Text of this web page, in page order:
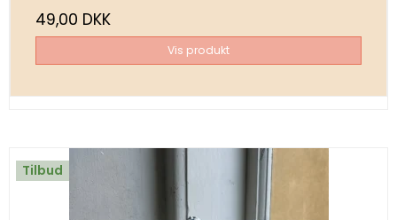
49,00 DKK
Vis produkt
Tilbud